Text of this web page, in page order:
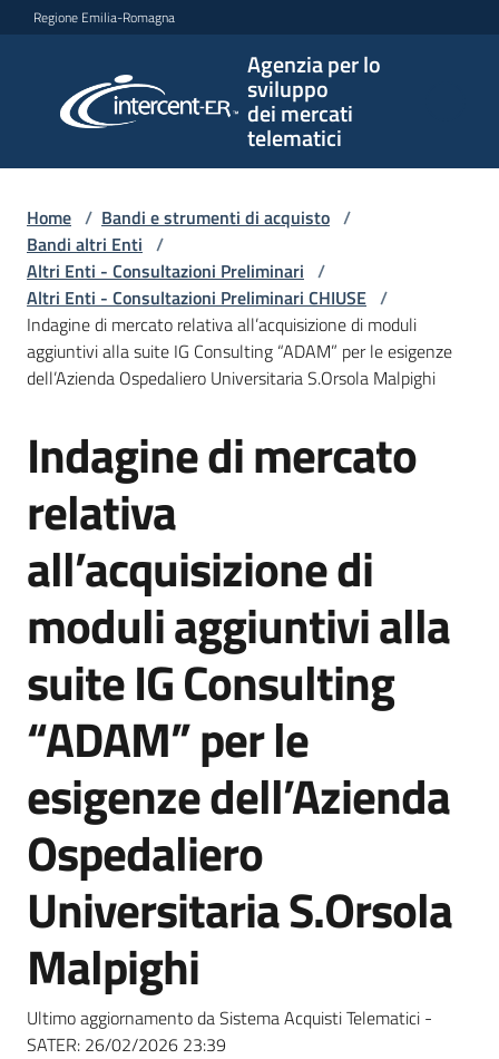
Vai al contenuto
Vai alla navigazione
Vai al footer
Regione Emilia-Romagna
Agenzia per lo
sviluppo
dei mercati
telematici
per lo
sviluppo
telematici
L'Agenzia
e
strumenti
acquisto
Piattaforme
telematiche
English
site
Seguici
su
Home / Bandi e strumenti di acquisto /
Bandi altri Enti /
Altri Enti - Consultazioni Preliminari /
Altri Enti - Consultazioni Preliminari CHIUSE /
Indagine di mercato relativa all’acquisizione di moduli
aggiuntivi alla suite IG Consulting “ADAM” per le esigenze
dell’Azienda Ospedaliero Universitaria S.Orsola Malpighi
Salta al contenuto
Indagine di mercato
relativa
all’acquisizione di
moduli aggiuntivi alla
suite IG Consulting
“ADAM” per le
esigenze dell’Azienda
Ospedaliero
Universitaria S.Orsola
Malpighi
Ultimo aggiornamento da Sistema Acquisti Telematici -
SATER: 26/02/2026 23:39